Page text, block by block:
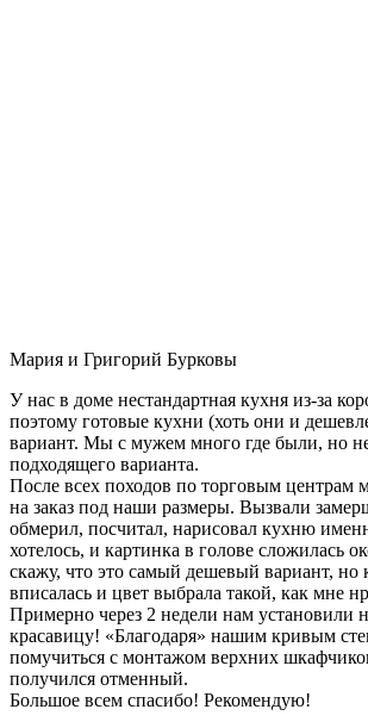
Мария и Григорий Бурковы
У нас в доме нестандартная кухня из-за
поэтому готовые кухни (хоть они и
вариант. Мы с мужем много где были, но
подходящего варианта.
После всех походов по торговым центрам
на заказ под наши размеры. Вызвали
обмерил, посчитал, нарисовал кухню
хотелось, и картинка в голове сложилась
скажу, что это самый дешевый вариант, но
вписалась и цвет выбрала такой, как мне
Примерно через 2 недели нам установили
красавицу! «Благодаря» нашим кривым
помучиться с монтажом верхних
получился отменный.
Большое всем спасибо! Рекомендую!